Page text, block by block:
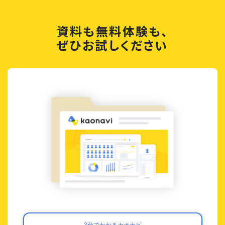
資料も無料体験も、
ぜひお試しください